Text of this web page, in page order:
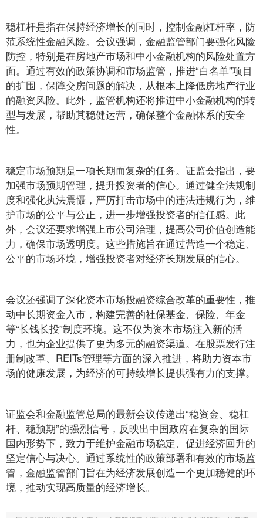
稳杠杆是指在保持经济增长的同时，控制金融杠杆率，防
范系统性金融风险。会议强调，金融监管部门要强化风险
防控，特别是在房地产市场和中小金融机构的风险处置方
面。通过有效的政策协调和市场监管，推进“白名单”项目
的扩围，保障交房问题的解决，从根本上降低房地产行业
的融资风险。此外，监管机构还将推进中小金融机构的转
型与发展，帮助其稳健运营，确保整个金融体系的安全
性。
稳定市场预期是一项长期而复杂的任务。证监会指出，要
加强市场预期管理，提升投资者的信心。通过健全法规制
度和强化执法震慑，严厉打击市场中的违法违规行为，维
护市场的公平与公正，进一步增强投资者的信任感。此
外，会议还要求增强上市公司治理，提高公司价值创造能
力，确保市场透明度。这些措施旨在通过营造一个稳定、
公平的市场环境，增强投资者对经济长期发展的信心。
会议还强调了深化资本市场投融资综合改革的重要性，推
动中长期资金入市，构建完善的社保基金、保险、年金
等“长钱长投”制度环境。这不仅为资本市场注入新的活
力，也为企业提供了更为多元的融资渠道。在股票发行注
册制改革、REITs管理等方面的深入推进，将助力资本市
场的健康发展，为经济的可持续增长提供强有力的支撑。
证监会和金融监管总局的最新会议传递出“稳资金、稳杠
杆、稳预期”的强烈信号，反映出中国政府在复杂的国际
国内形势下，致力于维护金融市场稳定、促进经济回升的
坚定信心与决心。通过系统性的政策部署和有效的市场监
管，金融监管部门旨在为经济发展创造一个更加稳健的环
境，推动实现高质量的经济增长。